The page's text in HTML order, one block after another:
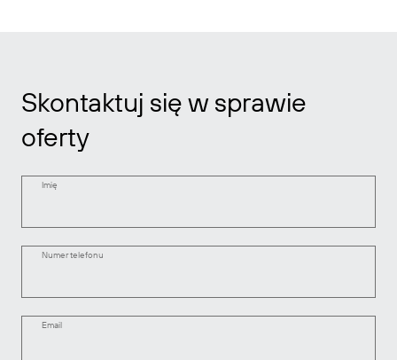
Skontaktuj się w sprawie
oferty
Imię
Numer telefonu
Email